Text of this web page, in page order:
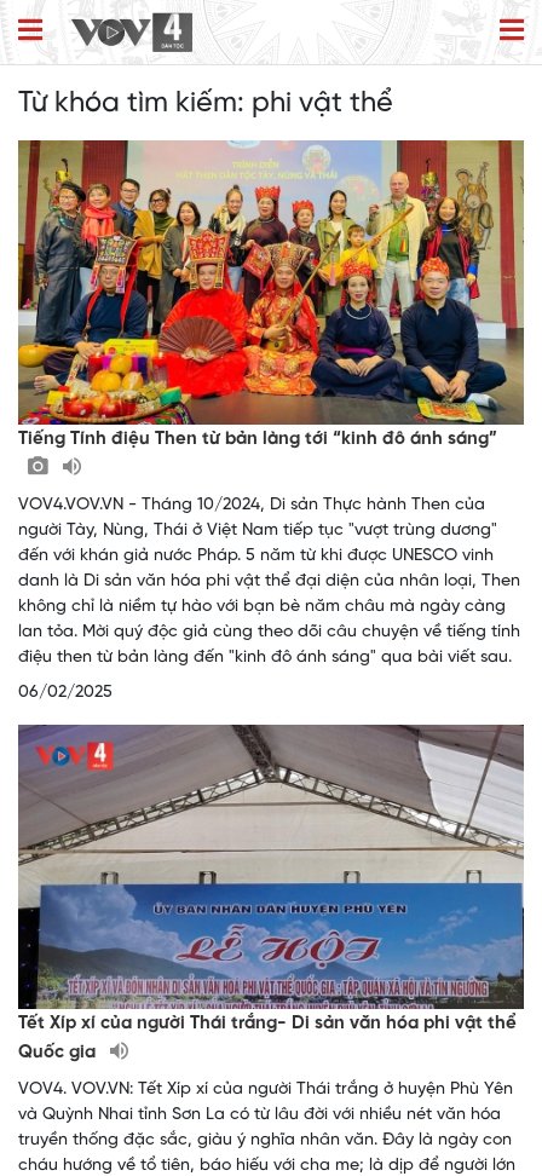
Từ khóa tìm kiếm: phi vật thể
Tiếng Tính điệu Then từ bản làng tới “kinh đô ánh sáng”
VOV4.VOV.VN - Tháng 10/2024, Di sản Thực hành Then của
người Tày, Nùng, Thái ở Việt Nam tiếp tục "vượt trùng dương"
đến với khán giả nước Pháp. 5 năm từ khi được UNESCO vinh
danh là Di sản văn hóa phi vật thể đại diện của nhân loại, Then
không chỉ là niềm tự hào với bạn bè năm châu mà ngày càng
lan tỏa. Mời quý độc giả cùng theo dõi câu chuyện về tiếng tính
điệu then từ bản làng đến "kinh đô ánh sáng" qua bài viết sau.
06/02/2025
Tết Xíp xí của người Thái trắng- Di sản văn hóa phi vật thể
Quốc gia
VOV4. VOV.VN: Tết Xíp xí của người Thái trắng ở huyện Phù Yên
và Quỳnh Nhai tỉnh Sơn La có từ lâu đời với nhiều nét văn hóa
truyền thống đặc sắc, giàu ý nghĩa nhân văn. Đây là ngày con
cháu hướng về tổ tiên, báo hiếu với cha me; là dịp để người lớn